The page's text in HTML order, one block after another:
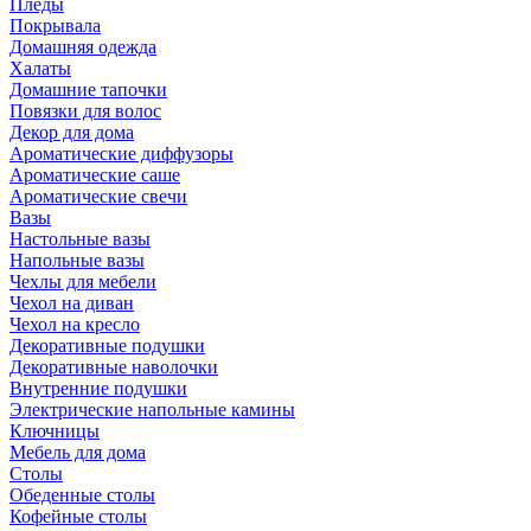
Пледы
Покрывала
Домашняя одежда
Халаты
Домашние тапочки
Повязки для волос
Декор для дома
Ароматические диффузоры
Ароматические саше
Ароматические свечи
Вазы
Настольные вазы
Напольные вазы
Чехлы для мебели
Чехол на диван
Чехол на кресло
Декоративные подушки
Декоративные наволочки
Внутренние подушки
Электрические напольные камины
Ключницы
Мебель для дома
Столы
Обеденные столы
Кофейные столы